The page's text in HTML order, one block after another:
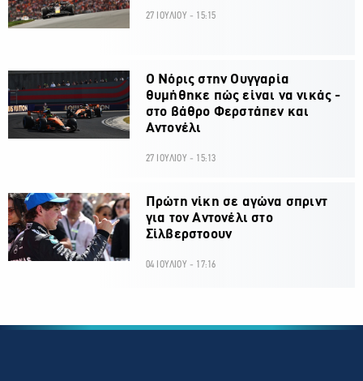
27 ΙΟΥΛΙΟΥ - 15:15
O Νόρις στην Ουγγαρία
θυμήθηκε πώς είναι να νικάς -
στο βάθρο Φερστάπεν και
Αντονέλι
27 ΙΟΥΛΙΟΥ - 15:13
Πρώτη νίκη σε αγώνα σπριντ
για τον Αντονέλι στο
Σίλβερστοουν
04 ΙΟΥΛΙΟΥ - 17:16